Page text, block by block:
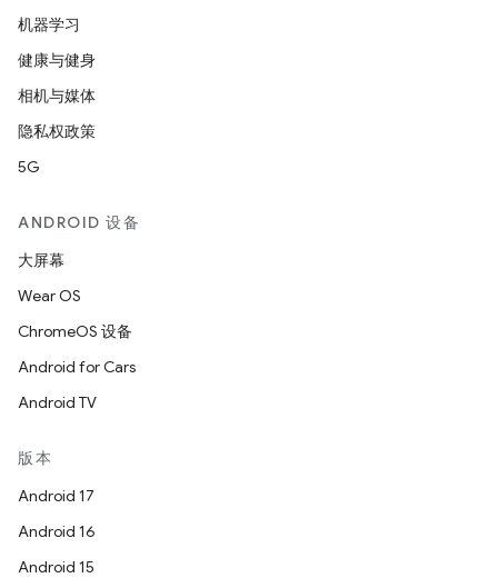
机器学习
健康与健身
相机与媒体
隐私权政策
5G
ANDROID 设备
大屏幕
Wear OS
ChromeOS 设备
Android for Cars
Android TV
版本
Android 17
Android 16
Android 15